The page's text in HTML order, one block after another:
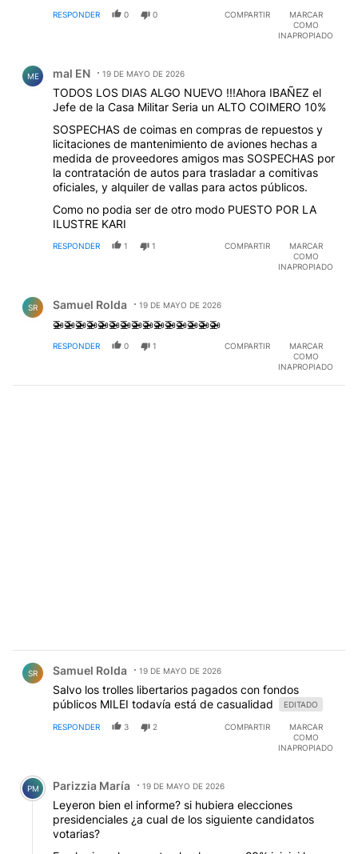
RESPONDER 0 0 COMPARTIR
MARCAR
COMO
INAPROPIADO
ME mal EN 19 DE MAYO DE 2026
TODOS LOS DIAS ALGO NUEVO !!!Ahora IBAÑEZ el
Jefe de la Casa Militar Seria un ALTO COIMERO 10%
SOSPECHAS de coimas en compras de repuestos y
licitaciones de mantenimiento de aviones hechas a
medida de proveedores amigos mas SOSPECHAS por
la contratación de autos para trasladar a comitivas
oficiales, y alquiler de vallas para actos públicos.
Como no podia ser de otro modo PUESTO POR LA
ILUSTRE KARI
RESPONDER 1 1 COMPARTIR
MARCAR
COMO
INAPROPIADO
SR Samuel Rolda 19 DE MAYO DE 2026
🚁🚁🚁🚁🚁🚁🚁🚁🚁🚁🚁🚁🚁🚁🚁
RESPONDER 0 1 COMPARTIR
MARCAR
COMO
INAPROPIADO
SR Samuel Rolda 19 DE MAYO DE 2026
Salvo los trolles libertarios pagados con fondos
públicos MILEI todavía está de casualidad
EDITADO
RESPONDER 3 2 COMPARTIR
MARCAR
COMO
INAPROPIADO
Comentario de Parizzia María.
PM Parizzia María 19 DE MAYO DE 2026
Leyeron bien el informe? si hubiera elecciones
presidenciales ¿a cual de los siguiente candidatos
votarias?